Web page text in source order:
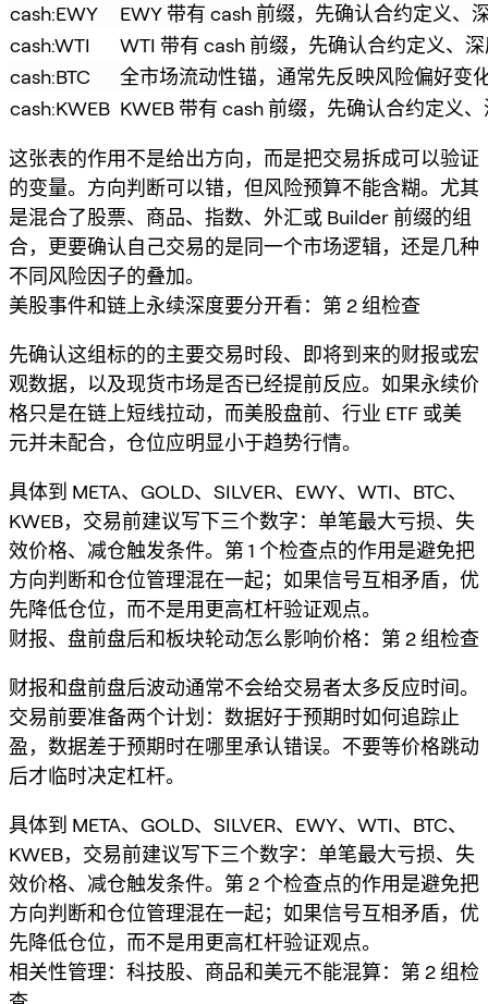
cash:EWY
EWY 带有 cash 前缀，先确认合约定义、
cash:WTI
WTI 带有 cash 前缀，先确认合约定义、
cash:BTC
全市场流动性锚，通常先反映风险偏好变
cash:KWEB KWEB 带有 cash 前缀，先确认合约定义
这张表的作用不是给出方向，而是把交易拆成可以验证
的变量。方向判断可以错，但风险预算不能含糊。尤其
是混合了股票、商品、指数、外汇或 Builder 前缀的组
合，更要确认自己交易的是同一个市场逻辑，还是几种
不同风险因子的叠加。
美股事件和链上永续深度要分开看：第 2 组检查
先确认这组标的的主要交易时段、即将到来的财报或宏
观数据，以及现货市场是否已经提前反应。如果永续价
格只是在链上短线拉动，而美股盘前、行业 ETF 或美
元并未配合，仓位应明显小于趋势行情。
具体到 META、GOLD、SILVER、EWY、WTI、BTC、
KWEB，交易前建议写下三个数字：单笔最大亏损、失
效价格、减仓触发条件。第 1 个检查点的作用是避免把
方向判断和仓位管理混在一起；如果信号互相矛盾，优
先降低仓位，而不是用更高杠杆验证观点。
财报、盘前盘后和板块轮动怎么影响价格：第 2 组检查
财报和盘前盘后波动通常不会给交易者太多反应时间。
交易前要准备两个计划：数据好于预期时如何追踪止
盈，数据差于预期时在哪里承认错误。不要等价格跳动
后才临时决定杠杆。
具体到 META、GOLD、SILVER、EWY、WTI、BTC、
KWEB，交易前建议写下三个数字：单笔最大亏损、失
效价格、减仓触发条件。第 2 个检查点的作用是避免把
方向判断和仓位管理混在一起；如果信号互相矛盾，优
先降低仓位，而不是用更高杠杆验证观点。
相关性管理：科技股、商品和美元不能混算：第 2 组检